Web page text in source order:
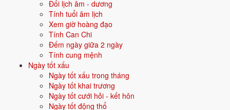
Đổi lịch âm - dương
Tính tuổi âm lịch
Xem giờ hoàng đạo
Tính Can Chi
Đếm ngày giữa 2 ngày
Tính cung mệnh
Ngày tốt xấu
Ngày tốt xấu trong tháng
Ngày tốt khai trương
Ngày tốt cưới hỏi - kết hôn
Ngày tốt động thổ
Vận năm 2026 Bính Ngọ cho người sinh năm 1993
(Bính Ngọ), người tuổi
thuộc nhómTrưởng thành. Quan hệ với Thái Tuế năm xem:
hoà với Thái Tuế.
Năm tương đối ổn định - không có biến động lớn về vận khí.